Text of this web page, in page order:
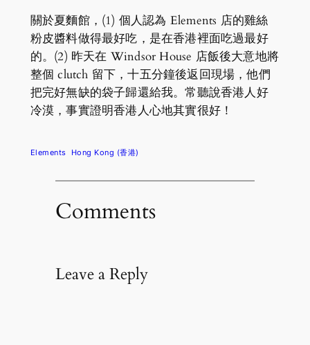
關於夏麵館，(1) 個人認為 Elements 店的雞絲
粉皮醬料做得最好吃，是在香港裡面吃過最好
的。(2) 昨天在 Windsor House 店飯後大意地將
整個 clutch 留下，十五分鐘後返回現場，他們
把完好無缺的袋子歸還給我。常聽說香港人好
冷漠，事實證明香港人心地其實很好！
Elements Hong Kong (香港)
Comments
Leave a Reply